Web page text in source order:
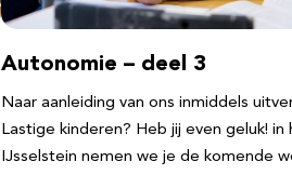
Autonomie – deel 3
Naar aanleiding van ons inmiddels
Lastige kinderen? Heb jij even geluk!
IJsselstein nemen we je de komende